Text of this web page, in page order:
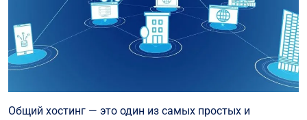
Общий хостинг — это один из самых простых и